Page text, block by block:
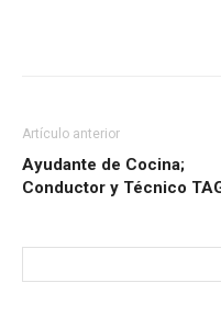
Artículo anterior
Ayudante de Cocina;
Conductor y Técnico